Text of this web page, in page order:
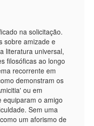
na solicitação.
sobre amizade e
literatura universal,
filosóficas ao longo
recorrente em
demonstram os
ou em
equiparam o amigo
Sem uma
um aforismo de